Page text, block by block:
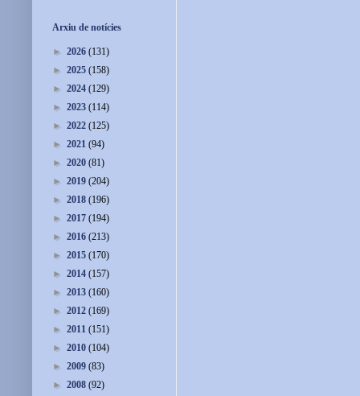
Arxiu de notícies
► 2026 (131)
► 2025 (158)
► 2024 (129)
► 2023 (114)
► 2022 (125)
► 2021 (94)
► 2020 (81)
► 2019 (204)
► 2018 (196)
► 2017 (194)
► 2016 (213)
► 2015 (170)
► 2014 (157)
► 2013 (160)
► 2012 (169)
► 2011 (151)
► 2010 (104)
► 2009 (83)
► 2008 (92)